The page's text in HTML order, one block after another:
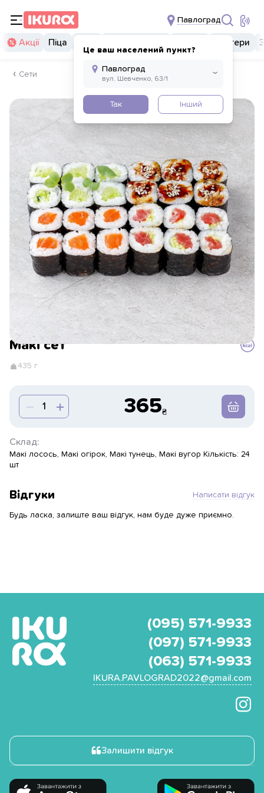
Павлоград
Це ваш населений пункт?
Так Інший
Акції Піца Бургери
Сети
Макі сет
435 г
365
Склад:
Макі лосось, Макі огірок, Макі тунець, Макі вугор Кількість: 24
шт
Відгуки Написати відгук
Будь ласка, залиште ваш відгук, нам буде дуже приємно.
(095) 571-9933
(097) 571-9933
(063) 571-9933
IKURA.PAVLOGRAD2022@gmail.com
Залишити відгук